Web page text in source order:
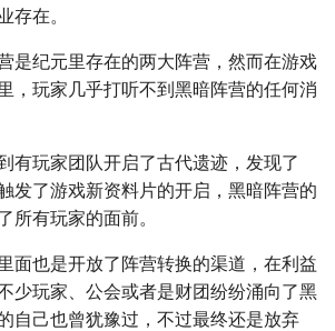
存在。
是纪元里存在的两大阵营，然而在游戏
，玩家几乎打听不到黑暗阵营的任何消
有玩家团队开启了古代遗迹，发现了
发了游戏新资料片的开启，黑暗阵营的
所有玩家的面前。
面也是开放了阵营转换的渠道，在利益
少玩家、公会或者是财团纷纷涌向了黑
自己也曾犹豫过，不过最终还是放弃